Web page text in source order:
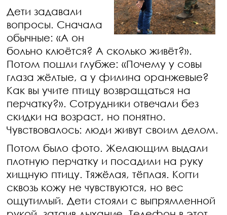
Дети задавали
вопросы. Сначала
обычные: «А он
больно клюётся? А сколько живёт?».
Потом пошли глубже: «Почему у совы
глаза жёлтые, а у филина оранжевые?
Как вы учите птицу возвращаться на
перчатку?». Сотрудники отвечали без
скидки на возраст, но понятно.
Чувствовалось: люди живут своим делом.
Потом было фото. Желающим выдали
плотную перчатку и посадили на руку
хищную птицу. Тяжёлая, тёплая. Когти
сквозь кожу не чувствуются, но вес
ощутимый. Дети стояли с выпрямленной